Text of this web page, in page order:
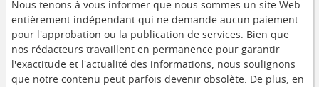
Nous tenons à vous informer que nous sommes un site Web
entièrement indépendant qui ne demande aucun paiement
pour l'approbation ou la publication de services. Bien que
nos rédacteurs travaillent en permanence pour garantir
l'exactitude et l'actualité des informations, nous soulignons
que notre contenu peut parfois devenir obsolète. De plus, en